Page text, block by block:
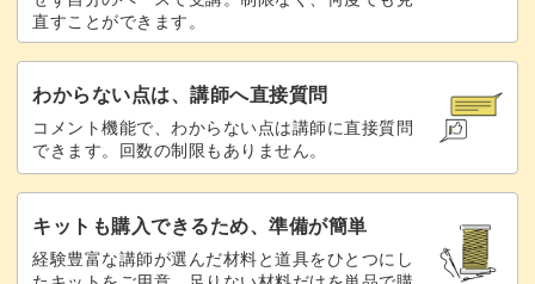
直すことができます。
わからない点は、講師へ直接質問
コメント機能で、わからない点は講師に直接質問
できます。回数の制限もありません。
キットも購入できるため、準備が簡単
経験豊富な講師が選んだ材料と道具をひとつにし